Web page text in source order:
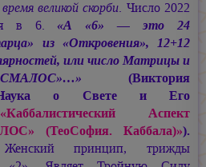
время великой скорби. Число 2022
в 6.«А «6» — это 24
из «Откровения», 12+12
или число Матрицы и
(Виктория
«Наука о Свете и Его
«Каббалистический Аспект
(ТеоСофия. Каббала)»).
Женский принцип, трижды